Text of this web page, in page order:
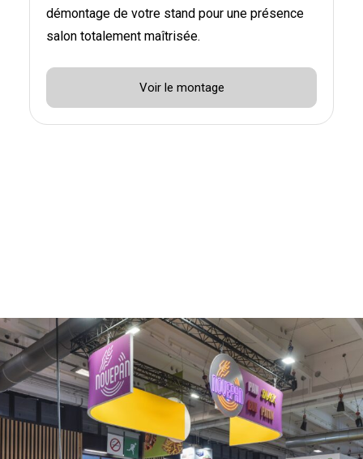
démontage de votre stand pour une présence
salon totalement maîtrisée.
Voir le montage